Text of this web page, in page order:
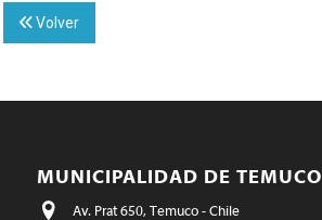
Volver
MUNICIPALIDAD DE TEMUCO
Av. Prat 650, Temuco - Chile